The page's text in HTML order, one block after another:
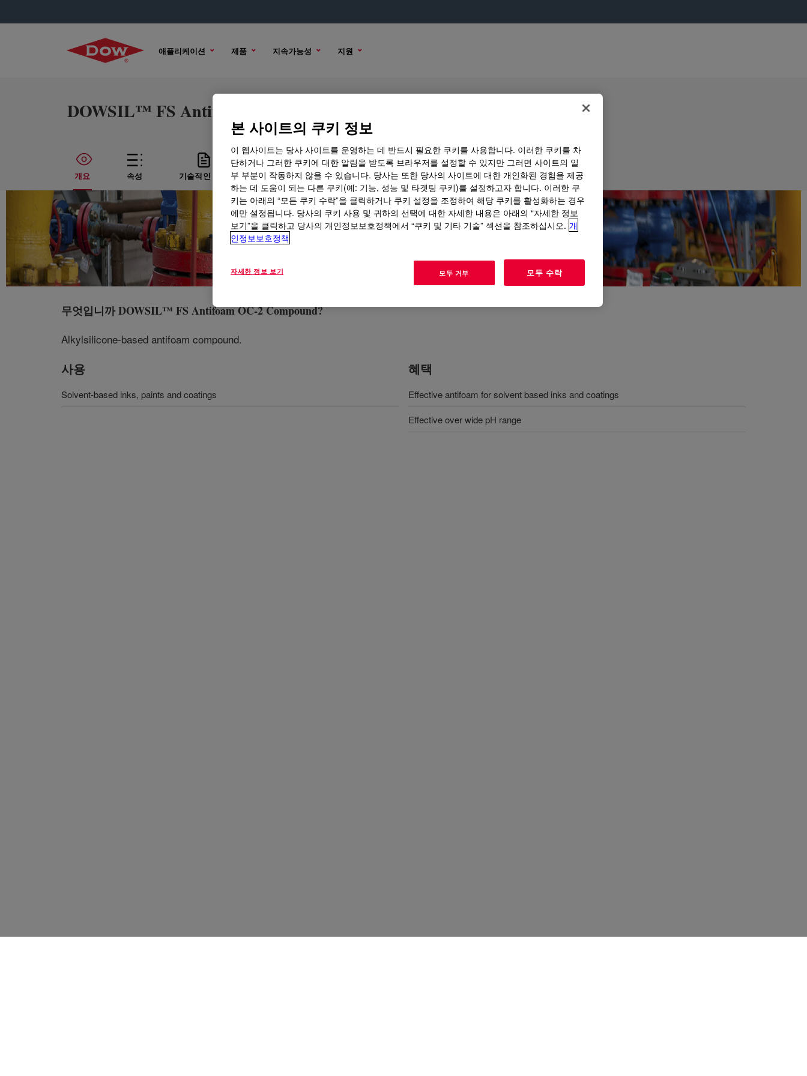
애플리케이션 제품 지속가능성 지원
DOWSIL™ FS Antifoam OC-2 Compound
개요 속성 기술적인 내용 샘플 옵션 구매 옵션
무엇입니까DOWSIL™ FS Antifoam OC-2 Compound?
Alkylsilicone-based antifoam compound.
사용
Solvent-based inks, paints and coatings
혜택
Effective antifoam for solvent based inks and coatings
Effective over wide pH range
본 사이트의 쿠키 정보
이 웹사이트는 당사 사이트를 운영하는 데 반드시 필요한 쿠키를 사용합니다. 이러한 쿠키를 차
단하거나 그러한 쿠키에 대한 알림을 받도록 브라우저를 설정할 수 있지만 그러면 사이트의 일
부 부분이 작동하지 않을 수 있습니다. 당사는 또한 당사의 사이트에 대한 개인화된 경험을 제공
하는 데 도움이 되는 다른 쿠키(예: 기능, 성능 및 타겟팅 쿠키)를 설정하고자 합니다. 이러한 쿠
키는 아래의 “모든 쿠키 수락”을 클릭하거나 쿠키 설정을 조정하여 해당 쿠키를 활성화하는 경우
에만 설정됩니다. 당사의 쿠키 사용 및 귀하의 선택에 대한 자세한 내용은 아래의 “자세한 정보
보기”을 클릭하고 당사의 개인정보보호정책에서 “쿠키 및 기타 기술” 섹션을 참조하십시오. 개
인정보보호정책
자세한 정보 보기 모두 거부 모두 수락